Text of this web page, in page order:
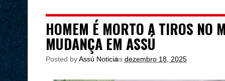
HOMEM É MORTO A TIROS NO
MUDANÇA EM ASSÚ
Posted byAssú Noticia
às dezembro 18, 2025